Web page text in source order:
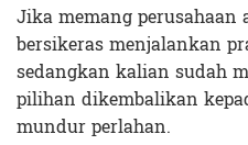
Jika memang perusahaan
bersikeras menjalankan
sedangkan kalian sudah
pilihan dikembalikan
mundur perlahan.